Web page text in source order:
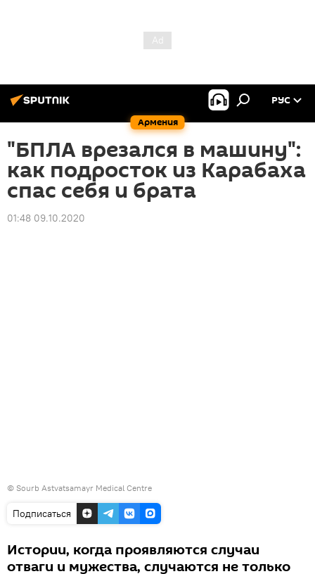
Армения
РУС
"БПЛА врезался в машину":
как подросток из Карабаха
спас себя и брата
01:48 09.10.2020
© Sourb Astvatsamayr Medical Centre
Подписаться
Истории, когда проявляются случаи
отваги и мужества, случаются не только